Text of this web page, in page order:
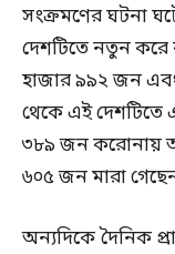
সংক্রমণের ঘটনা
দেশটিতে নতুন করে
হাজার ৯৯২ জন
থেকে এই দেশটিতে
৩৮৯ জন করোনায়
৬০৫ জন মারা
অন্যদিকে দৈনিক